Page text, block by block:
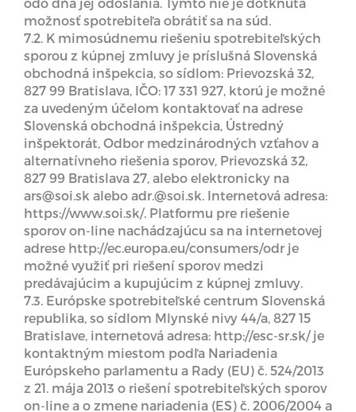
možnosť spotrebiteľa obrátiť sa na súd.
7.2. K mimosúdnemu riešeniu spotrebiteľských
sporou z kúpnej zmluvy je príslušná Slovenská
obchodná inšpekcia, so sídlom: Prievozská 32,
827 99 Bratislava, IČO: 17 331 927, ktorú je možné
za uvedeným účelom kontaktovať na adrese
Slovenská obchodná inšpekcia, Ústredný
inšpektorát, Odbor medzinárodných vzťahov a
alternatívneho riešenia sporov, Prievozská 32,
827 99 Bratislava 27, alebo elektronicky na
ars@soi.sk alebo adr.@soi.sk. Internetová adresa:
https://www.soi.sk/. Platformu pre riešenie
sporov on-line nachádzajúcu sa na internetovej
adrese http://ec.europa.eu/consumers/odr je
možné využiť pri riešení sporov medzi
predávajúcim a kupujúcim z kúpnej zmluvy.
7.3. Európske spotrebiteľské centrum Slovenská
republika, so sídlom Mlynské nivy 44/a, 827 15
Bratislave, internetová adresa: http://esc-sr.sk/ je
kontaktným miestom podľa Nariadenia
Európskeho parlamentu a Rady (EU) č. 524/2013
z 21. mája 2013 o riešení spotrebiteľských sporov
on-line a o zmene nariadenia (ES) č. 2006/2004 a